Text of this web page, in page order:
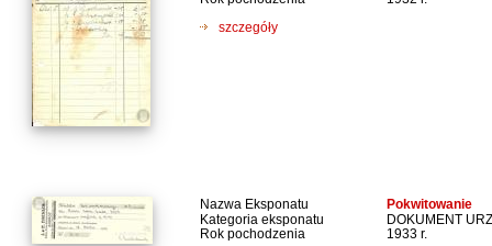
szczegóły
Nazwa Eksponatu Pokwitowanie
Kategoria eksponatu
DOKUMENT
Rok pochodzenia
1933 r.